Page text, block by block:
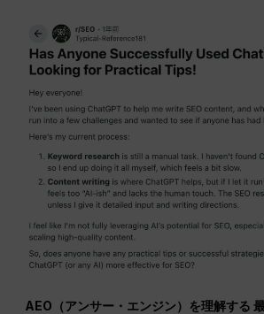
AEO（アンサー・エンジン）を理解する